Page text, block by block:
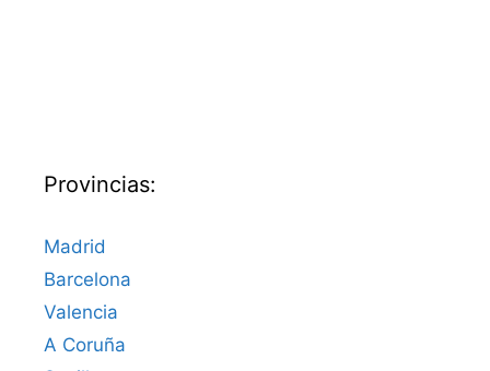
Provincias:
Madrid
Barcelona
Valencia
A Coruña